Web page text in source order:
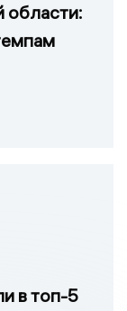
области:
в топ-5